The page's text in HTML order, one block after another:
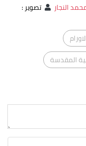
النجار تصوير:
المقدسة